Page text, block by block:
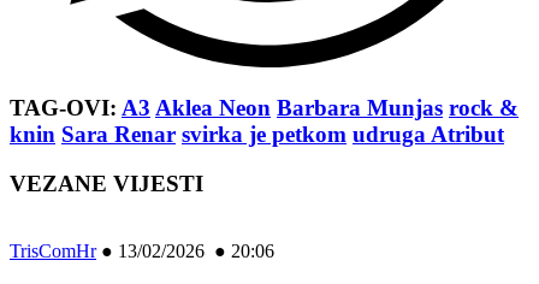
TAG-OVI: A3 Aklea Neon Barbara Munjas rock &
knin Sara Renar svirka je petkom udruga Atribut
VEZANE VIJESTI
TrisComHr● 13/02/2026 ● 20:06